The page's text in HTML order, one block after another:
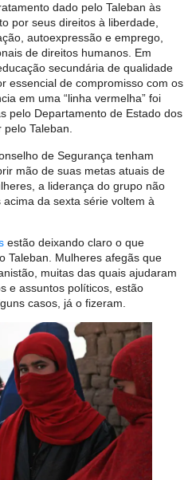
dado pelo Taleban às
por seus direitos à liberdade,
autoexpressão e emprego,
de direitos humanos. Em
secundária de qualidade
essencial de compromisso com os
em uma “linha vermelha” foi
pelo Departamento de Estado dos
pelo Taleban.
de Segurança tenham
mão de suas metas atuais de
a liderança do grupo não
da sexta série voltem à
estão deixando claro o que
Taleban. Mulheres afegãs que
muitas das quais ajudaram
e assuntos políticos, estão
casos, já o fizeram.